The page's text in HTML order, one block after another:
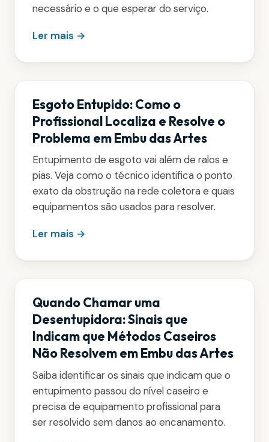
necessário e o que esperar do serviço.
Ler mais →
Esgoto Entupido: Como o
Profissional Localiza e Resolve o
Problema em Embu das Artes
Entupimento de esgoto vai além de ralos e
pias. Veja como o técnico identifica o ponto
exato da obstrução na rede coletora e quais
equipamentos são usados para resolver.
Ler mais →
Quando Chamar uma
Desentupidora: Sinais que
Indicam que Métodos Caseiros
Não Resolvem em Embu das Artes
Saiba identificar os sinais que indicam que o
entupimento passou do nível caseiro e
precisa de equipamento profissional para
ser resolvido sem danos ao encanamento.